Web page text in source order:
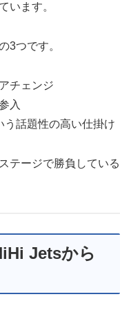
います。
3つです。
チェンジ
入
う話題性の高い仕掛け
テージで勝負している
Jetsから